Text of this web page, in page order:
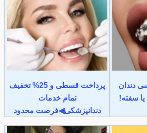
دندان
سفته!
پرداخت قسطی و 25% تخفیف
تمام خدمات
دندانپزشکی◀فرصت محدود